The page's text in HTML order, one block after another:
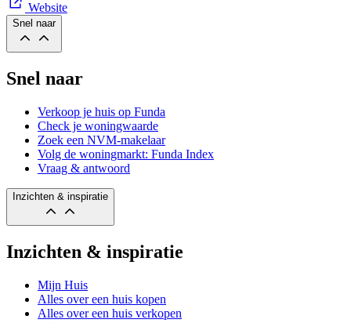
Website
Snel naar
Snel naar
Verkoop je huis op Funda
Check je woningwaarde
Zoek een NVM-makelaar
Volg de woningmarkt: Funda Index
Vraag & antwoord
Inzichten & inspiratie
Inzichten & inspiratie
Mijn Huis
Alles over een huis kopen
Alles over een huis verkopen